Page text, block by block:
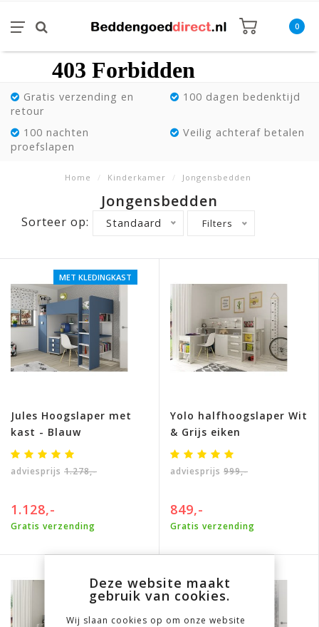
0
Gratis verzending en
retour
100 dagen bedenktijd
100 nachten
proefslapen
Veilig achteraf betalen
Home / Kinderkamer / Jongensbedden
Jongensbedden
Sorteer op: Standaard Filters
MET KLEDINGKAST
Jules Hoogslaper met
kast - Blauw
adviesprijs 1.278,-
1.128,-
Gratis verzending
Yolo halfhoogslaper Wit
& Grijs eiken
adviesprijs 999,-
849,-
Gratis verzending
Deze website maakt
gebruik van cookies.
Wij slaan cookies op om onze website